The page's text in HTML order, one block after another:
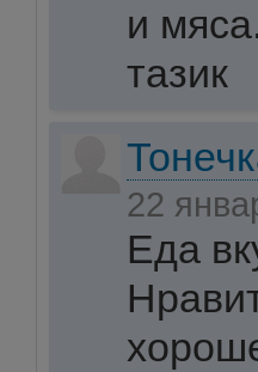
и
тазик
22
Еда